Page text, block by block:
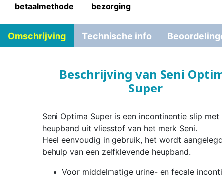
betaalmethode
bezorging
Omschrijving Technische info
Beschrijving van Seni
Super
Seni Optima Super is een incontinentie slip met
heupband uit vliesstof van het merk Seni.
Heel eenvoudig in gebruik, het wordt
behulp van een zelfklevende heupband.
Voor middelmatige urine- en fecale